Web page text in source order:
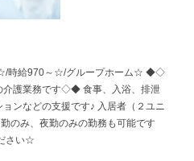
☆/時給970～☆/グループホーム☆ ◆◇
介護業務です◇◆ 食事、入浴、排泄
ンなどの支援です♪ 入居者（２ユニ
のみ、夜勤のみの勤務も可能です
さい☆